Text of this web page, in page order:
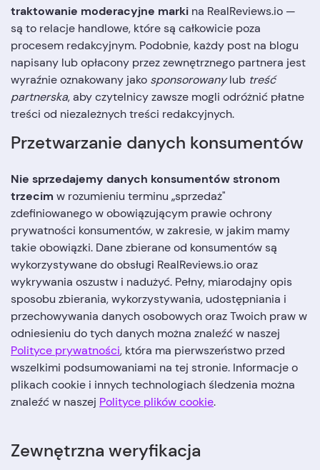
traktowanie moderacyjne marki na RealReviews.io —
są to relacje handlowe, które są całkowicie poza
procesem redakcyjnym. Podobnie, każdy post na blogu
napisany lub opłacony przez zewnętrznego partnera jest
wyraźnie oznakowany jako sponsorowanylub treść
partnerska, aby czytelnicy zawsze mogli odróżnić płatne
treści od niezależnych treści redakcyjnych.
Przetwarzanie danych konsumentów
Nie sprzedajemy danych konsumentów stronom
trzecim w rozumieniu terminu „sprzedaż"
zdefiniowanego w obowiązującym prawie ochrony
prywatności konsumentów, w zakresie, w jakim mamy
takie obowiązki. Dane zbierane od konsumentów są
wykorzystywane do obsługi RealReviews.io oraz
wykrywania oszustw i nadużyć. Pełny, miarodajny opis
sposobu zbierania, wykorzystywania, udostępniania i
przechowywania danych osobowych oraz Twoich praw w
odniesieniu do tych danych można znaleźć w naszej
Polityce prywatności, która ma pierwszeństwo przed
wszelkimi podsumowaniami na tej stronie. Informacje o
plikach cookie i innych technologiach śledzenia można
znaleźć w naszej Polityce plików cookie.
Zewnętrzna weryfikacja